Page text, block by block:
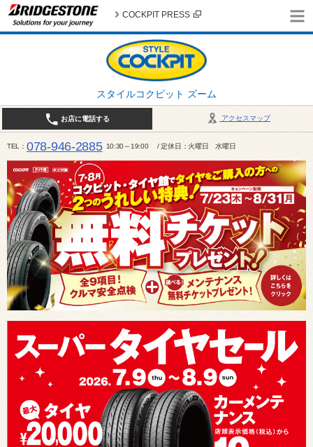
スタイルコクピット ズーム
COCKPIT PRESS
アクセスマップ
お店に電話する
TEL 078-946-2885 10:30～19:00 / 定休日：火曜日 水曜日